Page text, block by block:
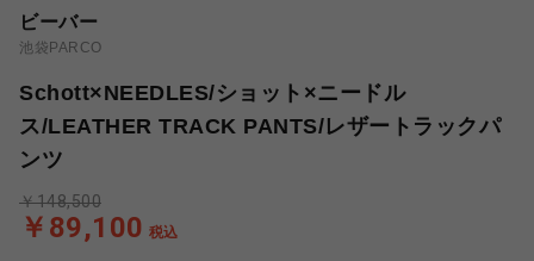
ビーバー
池袋PARCO
Schott×NEEDLES/ショット×ニードル
ス/LEATHER TRACK PANTS/レザートラックパ
ンツ
￥89,100 税込
￥148,500